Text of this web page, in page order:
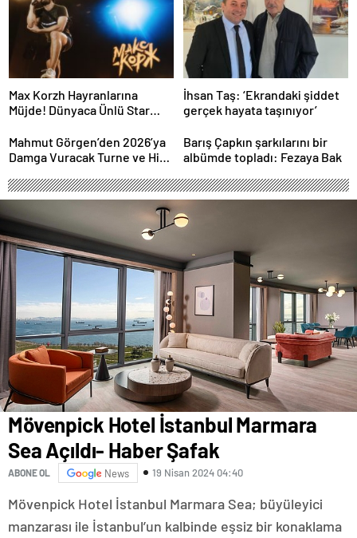
Max Korzh Hayranlarına
Müjde! Dünyaca Ünlü Star
Performansla Hayranlarıyla
Buluşuyor
İhsan Taş: ‘Ekrandaki şiddet
gerçek hayata taşınıyor’
Mahmut Görgen’den 2026’ya
Damga Vuracak Turne ve Hit
Barış Çapkın şarkılarını bir
albümde topladı: Fezaya Bak
Mövenpick Hotel İstanbul Marmara
Sea Açıldı- Haber Şafak
ABONE OL News 19 Nisan 2024 04:40
Mövenpick Hotel İstanbul Marmara Sea; büyüleyici
manzarası ile İstanbul’un kalbinde eşsiz bir konaklama